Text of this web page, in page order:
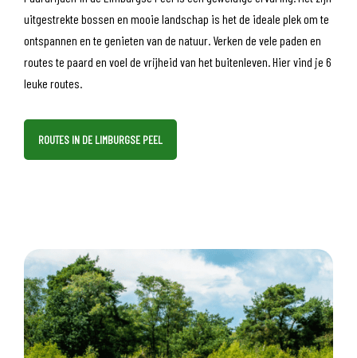
uitgestrekte bossen en mooie landschap is het de ideale plek om te
ontspannen en te genieten van de natuur. Verken de vele paden en
routes te paard en voel de vrijheid van het buitenleven. Hier vind je 6
leuke routes.
ROUTES IN DE LIMBURGSE PEEL